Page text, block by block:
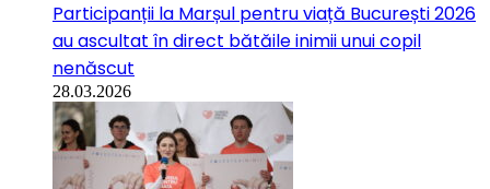
Participanții la Marșul pentru viață București 2026
au ascultat în direct bătăile inimii unui copil
nenăscut
28.03.2026